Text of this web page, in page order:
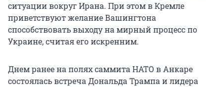
ситуации вокруг Ирана. При этом в Кремле
приветствуют желание Вашингтона
способствовать выходу на мирный процесс по
Украине, считая его искренним.
Днем ранее на полях саммита НАТО в Анкаре
состоялась встреча Дональда Трампа и лидера